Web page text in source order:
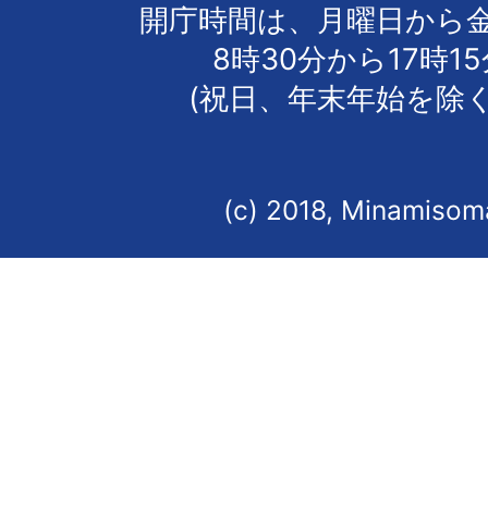
開庁時間は、月曜日から
8時30分から17時
(祝日、年末年始を除
(c) 2018,